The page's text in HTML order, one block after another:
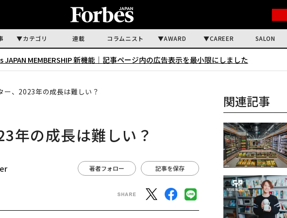
カテゴリ 連載 コラムニスト AWARD CAREER SALON
JAPAN MEMBERSHIP 新機能｜ 記事ページ内の広告表示を最小限にしました
ー、2023年の成長は難しい？
年の成長は難しい？
著者フォロー 記事を保存
関連記事